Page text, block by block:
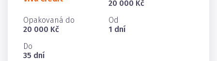
20 000 Kč
Opakovaná do
20 000 Kč
Od
1 dní
Do
35 dní